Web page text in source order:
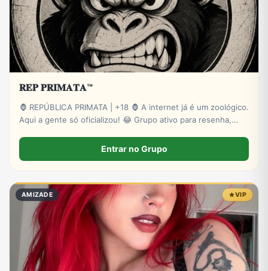
𝐑𝐄𝐏 𝐏𝐑𝐈𝐌𝐀𝐓𝐀™
🦍 REPÚBLICA PRIMATA | +18 🦍 A internet já é um zoológico.
Aqui a gente só oficializou! 😂 Grupo ativo para resenha,
presente e muita interação. Entre para o bando! 🍌🔥 🔞
Exclusivo para maiores.
Entrar no Grupo
AMIZADE VIP